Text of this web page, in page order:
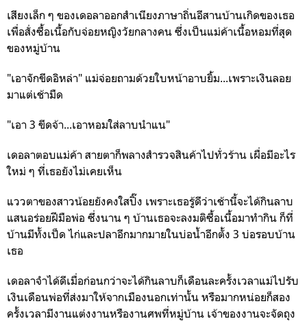
เสียงเล็ก ๆ ของเดอลาออกสำเนียงภาษาถิ่นอีสานบ้านเกิดของเธอ
เพื่อสั่งซื้อเนื้อกับจ่อยหญิงวัยกลางคน ซึ่งเป็นแม่ค้าเนื้อหอมที่สุด
ของหมู่บ้าน
"เอาจักขีดอิหล่า" แม่จ่อยถามด้วยใบหน้าอาบยิ้ม...เพราะเงินลอย
มาแต่เช้ามืด
"เอา 3 ขีดจ้า...เอาหอมใส่ลาบนำแน"
เดอลาตอบแม่ค้า สายตาก็พลางสำรวจสินค้าไปทั่วร้าน เผื่อมีอะไร
ใหม่ ๆ ที่เธอยังไม่เคยเห็น
แววตาของสาวน้อยยังคงใสปิ๊ง เพราะเธอรู้ดีว่าเช้านี้จะได้กินลาบ
แสนอร่อยฝีมือพ่อ ซึ่งนาน ๆ บ้านเธอจะลงมติซื้อเนื้อมาทำกิน ก็ที่
บ้านมีทั้งเป็ด ไก่และปลาอีกมากมายในบ่อน้ำอีกตั้ง 3 บ่อรอบบ้าน
เธอ
เดอลาจำได้ดีเมื่อก่อนกว่าจะได้กินลาบก็เดือนละครั้งเวลาแม่ไปรับ
เงินเดือนพ่อที่ส่งมาให้จากเมืองนอกเท่านั้น หรือมากหน่อยก็สอง
ครั้งเวลามีงานแต่งงานหรืองานศพที่หมู่บ้าน เจ้าของงานจะจัดถุง